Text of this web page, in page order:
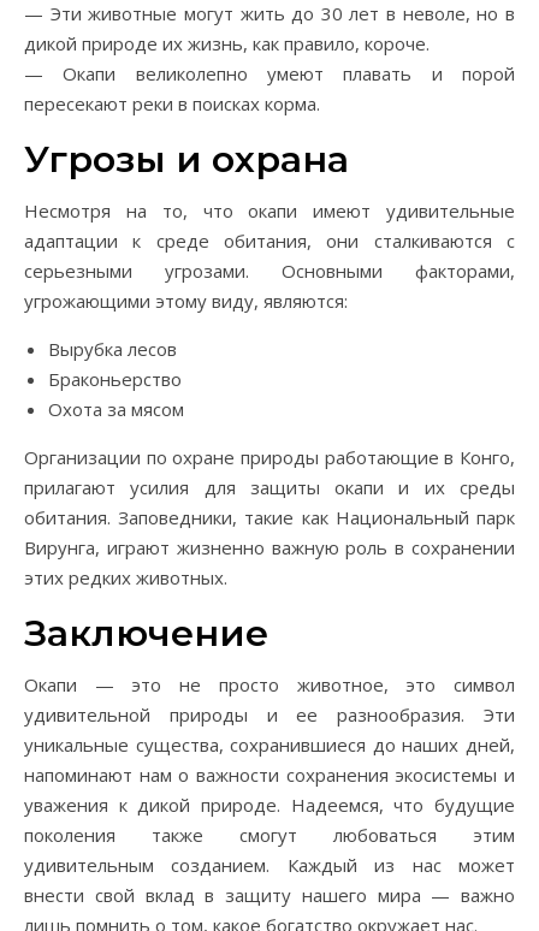
— Эти животные могут жить до 30 лет в неволе, но в
дикой природе их жизнь, как правило, короче.
— Окапи великолепно умеют плавать и порой
пересекают реки в поисках корма.
Угрозы и охрана
Несмотря на то, что окапи имеют удивительные
адаптации к среде обитания, они сталкиваются с
серьезными угрозами. Основными факторами,
угрожающими этому виду, являются:
Вырубка лесов
Браконьерство
Охота за мясом
Организации по охране природы работающие в Конго,
прилагают усилия для защиты окапи и их среды
обитания. Заповедники, такие как Национальный парк
Вирунга, играют жизненно важную роль в сохранении
этих редких животных.
Заключение
Окапи — это не просто животное, это символ
удивительной природы и ее разнообразия. Эти
уникальные существа, сохранившиеся до наших дней,
напоминают нам о важности сохранения экосистемы и
уважения к дикой природе. Надеемся, что будущие
поколения также смогут любоваться этим
удивительным созданием. Каждый из нас может
внести свой вклад в защиту нашего мира — важно
лишь помнить о том, какое богатство окружает нас.